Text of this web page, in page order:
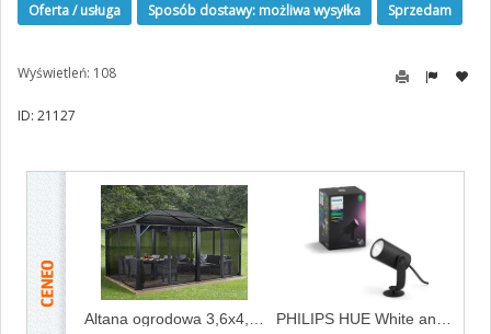
Oferta / usługa Sposób dostawy: możliwa wysyłka Sprzedam
Wyświetleń: 108
ID: 21127